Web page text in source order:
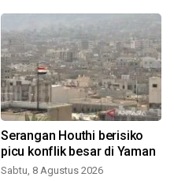
Serangan Houthi berisiko
picu konflik besar di Yaman
Sabtu, 8 Agustus 2026